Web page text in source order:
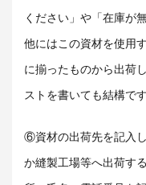
ください」や「在庫が
他にはこの資材を使用
に揃ったものから出荷
ストを書いても結構です
⑥資材の出荷先を記入
か縫製工場等へ出荷す